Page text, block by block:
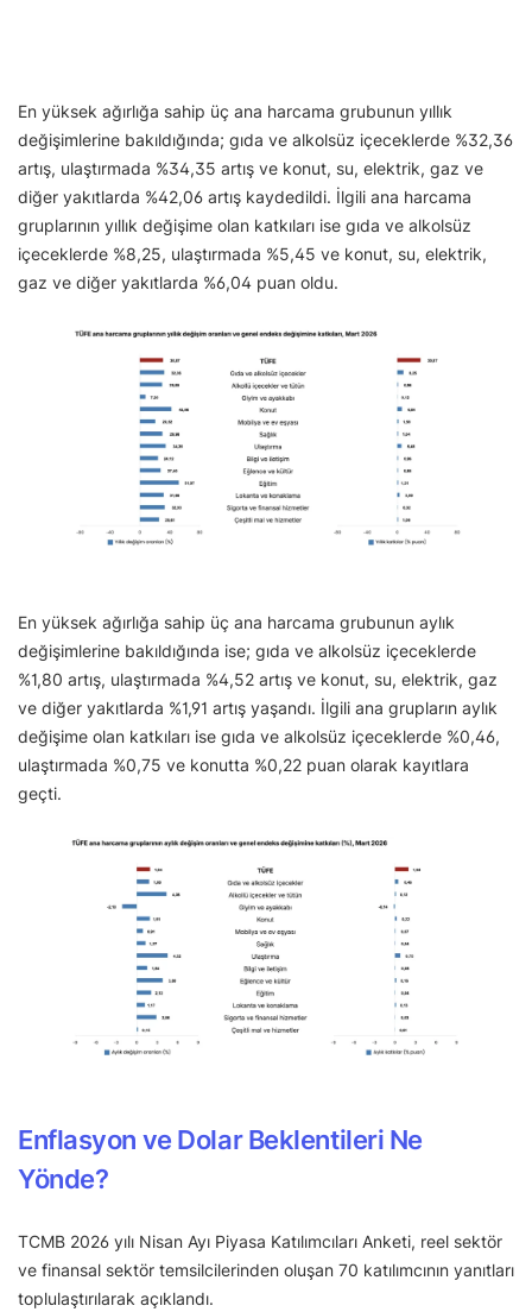
En yüksek ağırlığa sahip üç ana harcama grubunun yıllık
değişimlerine bakıldığında; gıda ve alkolsüz içeceklerde %32,36
artış, ulaştırmada %34,35 artış ve konut, su, elektrik, gaz ve
diğer yakıtlarda %42,06 artış kaydedildi. İlgili ana harcama
gruplarının yıllık değişime olan katkıları ise gıda ve alkolsüz
içeceklerde %8,25, ulaştırmada %5,45 ve konut, su, elektrik,
gaz ve diğer yakıtlarda %6,04 puan oldu.
En yüksek ağırlığa sahip üç ana harcama grubunun aylık
değişimlerine bakıldığında ise; gıda ve alkolsüz içeceklerde
%1,80 artış, ulaştırmada %4,52 artış ve konut, su, elektrik, gaz
ve diğer yakıtlarda %1,91 artış yaşandı. İlgili ana grupların aylık
değişime olan katkıları ise gıda ve alkolsüz içeceklerde %0,46,
ulaştırmada %0,75 ve konutta %0,22 puan olarak kayıtlara
geçti.
Enflasyon ve Dolar Beklentileri Ne
Yönde?
TCMB 2026 yılı Nisan Ayı Piyasa Katılımcıları Anketi, reel sektör
ve finansal sektör temsilcilerinden oluşan 70 katılımcının yanıtları
toplulaştırılarak açıklandı.